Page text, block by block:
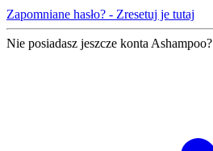
Zapomniane hasło? - Zresetuj je tutaj
Nie posiadasz jeszcze konta Ashampoo?